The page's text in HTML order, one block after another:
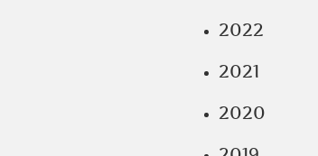
2022
2021
2020